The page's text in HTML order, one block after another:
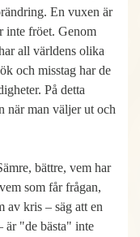
En vuxen är
inte fröet. Genom
all världens olika
och misstag har de
På detta
när man väljer ut och
bättre, vem har
som får frågan,
av kris – säg att en
är "de bästa" inte